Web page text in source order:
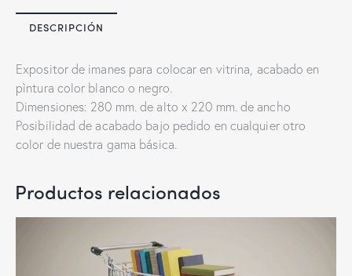
DESCRIPCIÓN
Expositor de imanes para colocar en vitrina, acabado en
pìntura color blanco o negro.
Dimensiones: 280 mm. de alto x 220 mm. de ancho
Posibilidad de acabado bajo pedido en cualquier otro
color de nuestra gama básica.
Productos relacionados